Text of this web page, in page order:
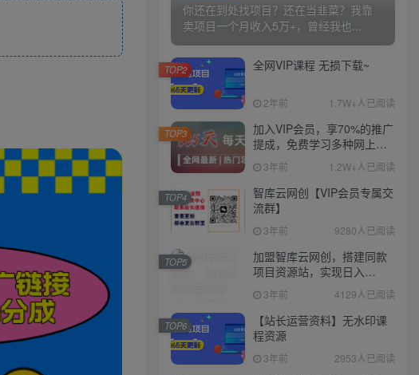
你还在到处找项目？还在当韭菜？我靠
卖项目一个月收入5万+，曾经我也...
全网VIP课程 无损下载~
2年前 1.7W+人已阅读
TOP2
加入VIP会员，享70%的推广
提成，免费学习多种网上创
业课程，菜鸟秒变大神！
3年前 1.2W+人已阅读
TOP3
智库云网创【VIP会员专属交
流群】
3年前 9280人已阅读
TOP4
加盟智库云网创，搭建同款
项目资源站，实现日入
2000+
3年前 4129人已阅读
TOP5
【站长运营资料】无水印课
程资源
3年前 2953人已阅读
TOP6